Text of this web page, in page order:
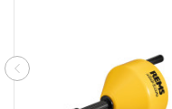
Previous